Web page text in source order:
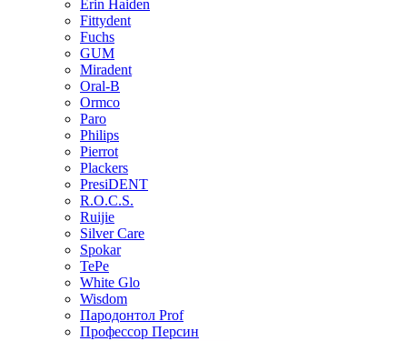
Erin Haiden
Fittydent
Fuchs
GUM
Miradent
Oral-B
Ormco
Paro
Philips
Pierrot
Plackers
PresiDENT
R.O.C.S.
Ruijie
Silver Care
Spokar
TePe
White Glo
Wisdom
Пародонтол Prof
Профессор Персин